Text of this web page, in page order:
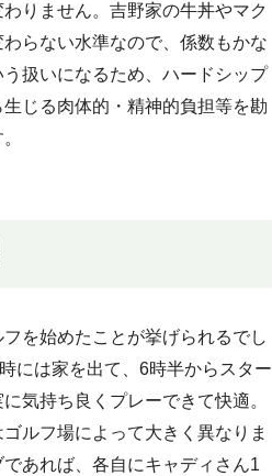
りません。吉野家の牛丼やマク
らない水準なので、係数もかな
扱いになるため、ハードシップ
じる肉体的・精神的負担等を勘
を始めたことが挙げられるでし
には家を出て、6時半からスター
気持ち良くプレーできて快適。
ルフ場によって大きく異なりま
あれば、各自にキャディさん1